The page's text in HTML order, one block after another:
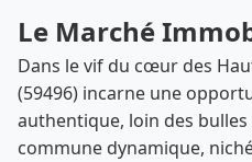
Le Marché
Dans le vif du cœur des
(59496) incarne une
authentique, loin des
commune dynamique,